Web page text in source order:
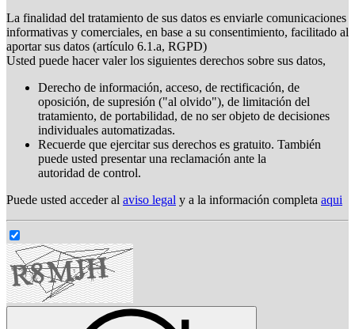
La finalidad del tratamiento de sus datos es enviarle comunicaciones
informativas y comerciales, en base a su consentimiento, facilitado al
aportar sus datos (artículo 6.1.a, RGPD)
Usted puede hacer valer los siguientes derechos sobre sus datos,
Derecho de información, acceso, de rectificación, de
oposición, de supresión ("al olvido"), de limitación del
tratamiento, de portabilidad, de no ser objeto de decisiones
individuales automatizadas.
Recuerde que ejercitar sus derechos es gratuito. También
puede usted presentar una reclamación ante la
autoridad de control.
Puede usted acceder al aviso legal y a la información completa aqui